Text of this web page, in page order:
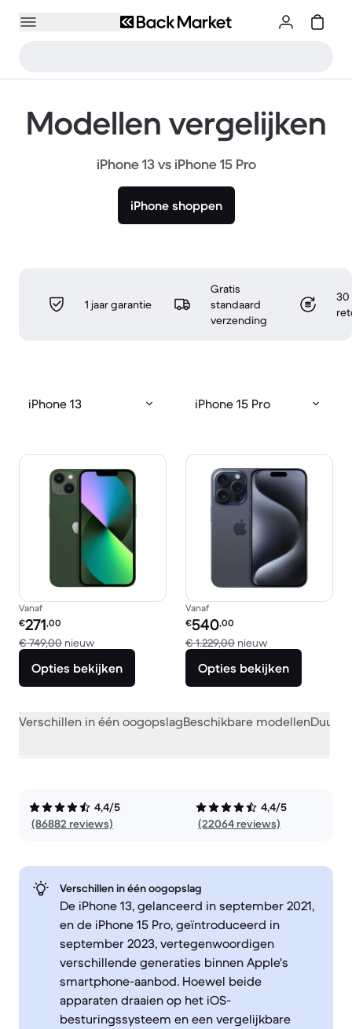
Modellen vergelijken
iPhone 13 vs iPhone 15 Pro
iPhone shoppen
1 jaar garantie
Gratis
standaard
verzending
30
iPhone 13 iPhone 15 Pro
Vanaf
Refurbished prijs:
€271,00
€ 749,00 nieuwVergeleken met € 749,00 nieuw
Opties bekijken
Vanaf
Refurbished prijs:
€540,00
€ 1.229,00 nieuwVergeleken met
Opties bekijken
Verschillen in één oogopslagBeschikbare modellen
4,4/5
(86882 reviews)
4,4/5
(22064 reviews)
Verschillen in één oogopslag
De iPhone 13, gelanceerd in september 2021,
en de iPhone 15 Pro, geïntroduceerd in
september 2023, vertegenwoordigen
verschillende generaties binnen Apple's
smartphone-aanbod. Hoewel beide
apparaten draaien op het iOS-
besturingssysteem en een vergelijkbare